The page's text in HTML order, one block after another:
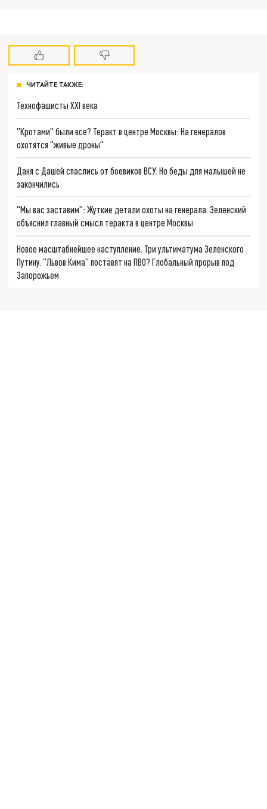
ЧИТАЙТЕ ТАКЖЕ:
Технофашисты XXI века
"Кротами" были все? Теракт в центре Москвы: На генералов
охотятся "живые дроны"
Даня с Дашей спаслись от боевиков ВСУ. Но беды для малышей не
закончились
"Мы вас заставим": Жуткие детали охоты на генерала. Зеленский
объяснил главный смысл теракта в центре Москвы
Новое масштабнейшее наступление. Три ультиматума Зеленского
Путину. "Львов Кима" поставят на ПВО? Глобальный прорыв под
Запорожьем